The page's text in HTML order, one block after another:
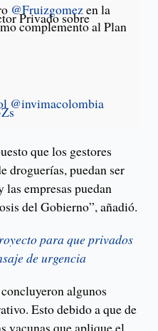
@Fruizgomezen la
Privado sobre
complemento al Plan
@invimacolombia
que los gestores
droguerías, puedan ser
empresas puedan
del Gobierno”, añadió.
para que privados
de urgencia
algunos
Esto debido a que de
vacunas que aplique el